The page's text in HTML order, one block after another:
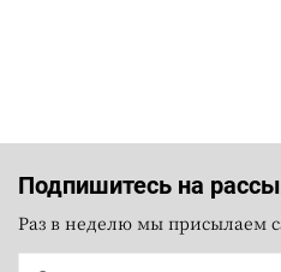
Подпишитесь на
Раз в неделю мы присылаем